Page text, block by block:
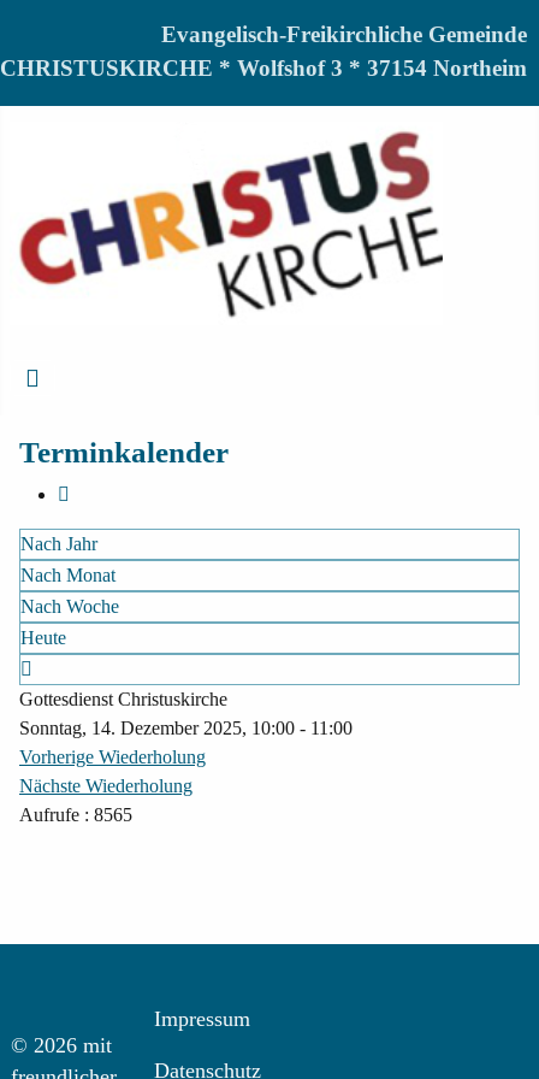
Evangelisch-Freikirchliche Gemeinde
CHRISTUSKIRCHE * Wolfshof 3 * 37154 Northeim
Terminkalender
Nach Jahr
Nach Monat
Nach Woche
Heute
Gottesdienst Christuskirche
Sonntag, 14. Dezember 2025, 10:00 - 11:00
Vorherige Wiederholung
Nächste Wiederholung
Aufrufe : 8565
© 2026 mit
Impressum
Datenschutz